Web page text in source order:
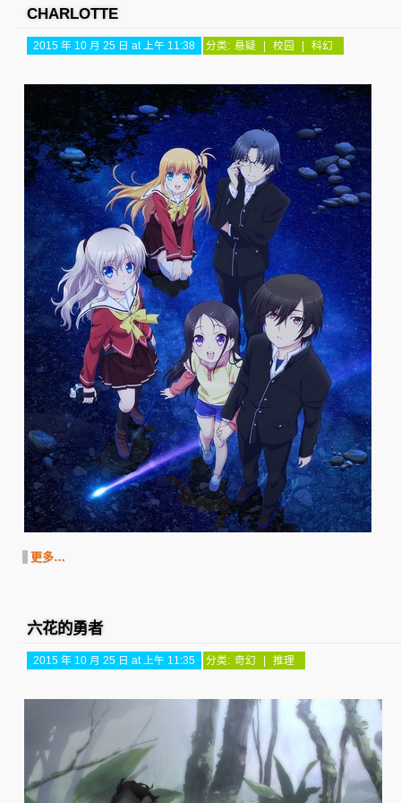
CHARLOTTE
2015 年 10 月 25 日 at 上午 11:38 分类: 悬疑 | 校园 | 科幻
更多…
六花的勇者
2015 年 10 月 25 日 at 上午 11:35 分类: 奇幻 | 推理